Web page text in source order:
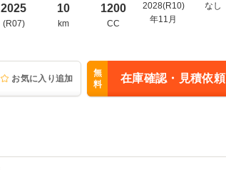
2025
(R07)
10
km
1200
CC
2028(R10)
年11月
なし
お気に入り追加
無
料
在庫確認・見積依頼